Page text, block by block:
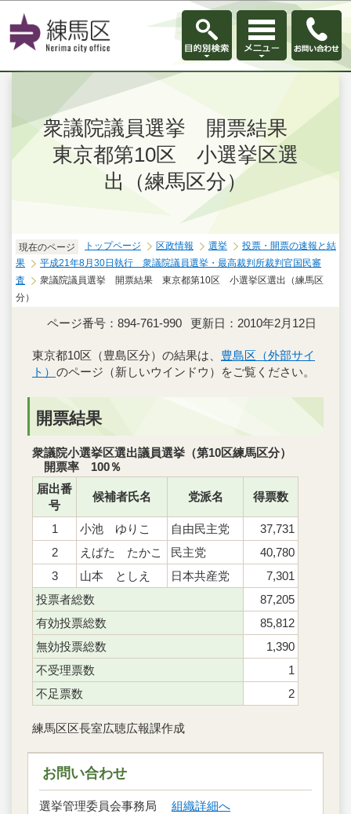
このページの本文へ移動
衆議院議員選挙 開票結果
東京都第10区 小選挙区選
出（練馬区分）
現在のページ トップページ 区政情報 選挙
投票・開票の速報と結
果
平成21年8月30日執行 衆議院議員選挙・最高裁判所裁判官国民審
査
衆議院議員選挙 開票結果 東京都第10区 小選挙区選出（練馬区
分）
ページ番号：894-761-990 更新日：2010年2月12日
東京都10区（豊島区分）の結果は、 豊島区（外部サイ
ト） のページ（新しいウインドウ）をご覧ください。
開票結果
衆議院小選挙区選出議員選挙（第10区練馬区分）
開票率 100％
届出番
号
候補者氏名 党派名 得票数
1 小池 ゆりこ 自由民主党
37,731
2
えばた たかこ 民主党
40,780
3
山本 としえ 日本共産党
7,301
投票者総数
87,205
有効投票総数
85,812
無効投票総数
1,390
不受理票数
1
不足票数
2
練馬区区長室広聴広報課作成
お問い合わせ
選挙管理委員会事務局 組織詳細へ